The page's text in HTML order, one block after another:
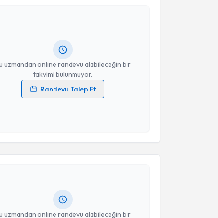
uzmandan online randevu alabileceğin bir
takvimi bulunmuyor.
Randevu Talep Et
verilerimin işlenmesine ilişkinAydınlatma Metni
uzmandan online randevu alabileceğin bir
Talebi